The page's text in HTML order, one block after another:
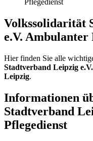
Pflegedienst
Volkssolidarität
e.V. Ambulanter
Hier finden Sie alle
Stadtverband Leipzig
Leipzig.
Informationen
Stadtverband
Pflegedienst